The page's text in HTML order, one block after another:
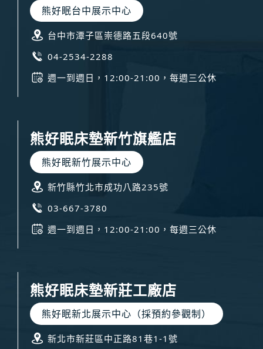
熊好眠台中展示中心
台中市潭子區崇德路五段640號
04-2534-2288
週一到週日，12:00-21:00，每週三公休
熊好眠床墊新竹旗艦店
熊好眠新竹展示中心
新竹縣竹北市成功八路235號
03-667-3780
週一到週日，12:00-21:00，每週三公休
熊好眠床墊新莊工廠店
熊好眠新北展示中心（採預約參觀制）
新北市新莊區中正路81巷1-1號